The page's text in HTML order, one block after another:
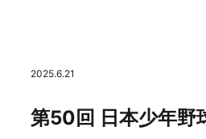
2025.6.21
第50回 日本少年野